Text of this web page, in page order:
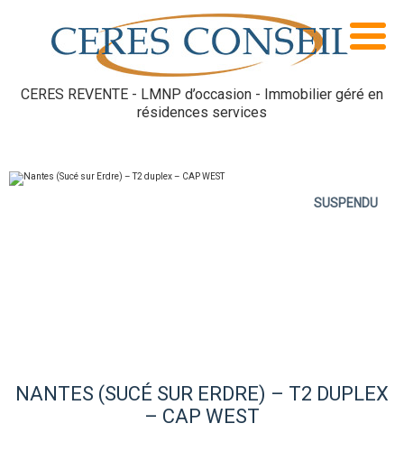
CERES REVENTE - LMNP d’occasion - Immobilier géré en
résidences services
SUSPENDU
NANTES (SUCÉ SUR ERDRE) – T2 DUPLEX
– CAP WEST